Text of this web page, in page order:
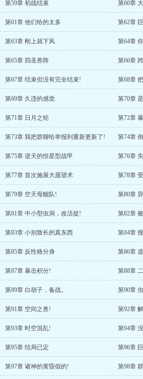
第59章 初战结束 第60章
第61章 他们给的太多 第62章
第63章 刚上就下风 第64章
第65章 四圣兽阵 第66章
第67章 结束但没有完全结束! 第68章
第69章 久违的感觉
第71章 日月之轮 第72章
第73章 我把群聊给举报到重新更新了! 第74章
第75章 逆天的恒星型战甲 第76章
第77章 首次施展大愿望术 第78章
第79章 空天母舰队! 第80章
第81章 中小型虫洞，改活捉! 第82章
第83章 小别致长的真东西 第84章
第85章 反性格分身 第86章
第87章 暴击积分! 第88章
第89章 白胡子，备战。 第90章
第91章 空间之兽! 第92章
第93章 时空混乱! 第94章
第95章 结局已定 第96章
第97章 诸神的黄昏假的! 第98章